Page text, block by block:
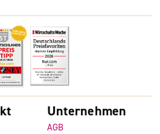
Unternehmen
AGB